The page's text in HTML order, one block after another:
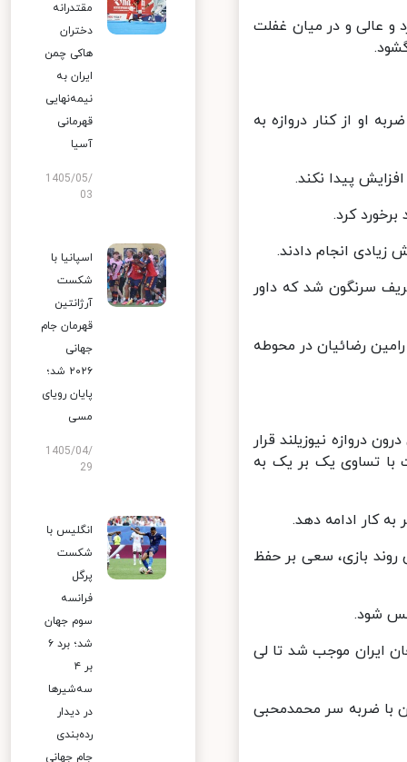
عالی و در میان غفلت
او از کنار دروازه به
زیادی انجام دادند.
سرنگون شد که داور
رامین رضائیان در محوطه
نیوزیلند قرار
تساوی یک بر یک به
کار ادامه دهد.
بازی، سعی بر حفظ
ایران موجب شد تا لی
با ضربه سر محمدمحبی
مقتدرانه
دختران
هاکی چمن
ایران به
نیمه‌نهایی
قهرمانی
آسیا
1405/05/
03
اسپانیا با
شکست
آرژانتین
قهرمان جام
جهانی
۲۰۲۶ شد؛
پایان رویای
مسی
1405/04/
29
انگلیس با
شکست
پرگل
فرانسه
سوم جهان
شد؛ برد ۶
بر ۴
سه‌شیرها
در دیدار
رده‌بندی
جام جهانی